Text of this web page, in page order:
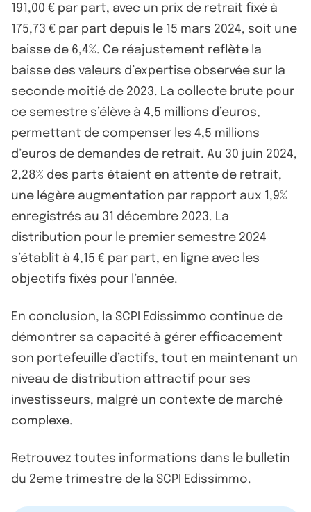
191,00 € par part, avec un prix de retrait fixé à
175,73 € par part depuis le 15 mars 2024, soit une
baisse de 6,4%. Ce réajustement reflète la
baisse des valeurs d’expertise observée sur la
seconde moitié de 2023. La collecte brute pour
ce semestre s’élève à 4,5 millions d’euros,
permettant de compenser les 4,5 millions
d’euros de demandes de retrait. Au 30 juin 2024,
2,28% des parts étaient en attente de retrait,
une légère augmentation par rapport aux 1,9%
enregistrés au 31 décembre 2023. La
distribution pour le premier semestre 2024
s’établit à 4,15 € par part, en ligne avec les
objectifs fixés pour l’année.
En conclusion, la SCPI Edissimmo continue de
démontrer sa capacité à gérer efficacement
son portefeuille d’actifs, tout en maintenant un
niveau de distribution attractif pour ses
investisseurs, malgré un contexte de marché
complexe.
Retrouvez toutes informations dans le bulletin
du 2eme trimestre de la SCPI Edissimmo.